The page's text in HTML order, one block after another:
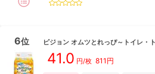
6位 ピジョン オムツとれっぴ～トイレ・
41.0 円/枚 811 円